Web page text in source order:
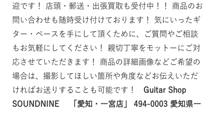
迎です！ 店頭・郵送・出張買取も受付中！！ 商品のお
問い合わせも随時受け付けております！ 気にいったギ
ター・ベースを手にして頂くために、ご質問やご相談
もお気軽にしてください！ 親切丁寧をモットーにご対
応させていただきます！ 商品の詳細画像などご希望の
場合は、撮影してほしい箇所や角度などお伝えいただ
ければお送りすることも可能です！ Guitar Shop
SOUNDNINE 「愛知・一宮店」
494-0003 愛知県一